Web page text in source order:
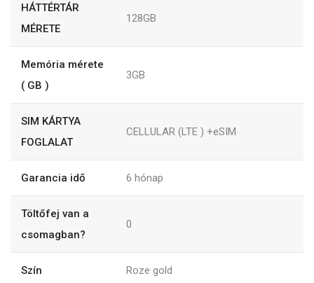
HÁTTÉRTÁR
MÉRETE
128GB
Memória mérete
( GB )
3GB
SIM KÁRTYA
FOGLALAT
CELLULAR (LTE ) +eSIM
Garancia idő 6 hónap
Töltőfej van a
csomagban?
0
Szín Roze gold